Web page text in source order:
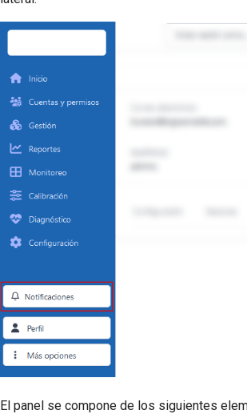
El panel se compone de los siguientes